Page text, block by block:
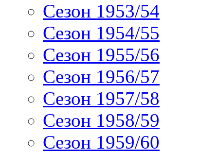
Сезон 1953/54
Сезон 1954/55
Сезон 1955/56
Сезон 1956/57
Сезон 1957/58
Сезон 1958/59
Сезон 1959/60